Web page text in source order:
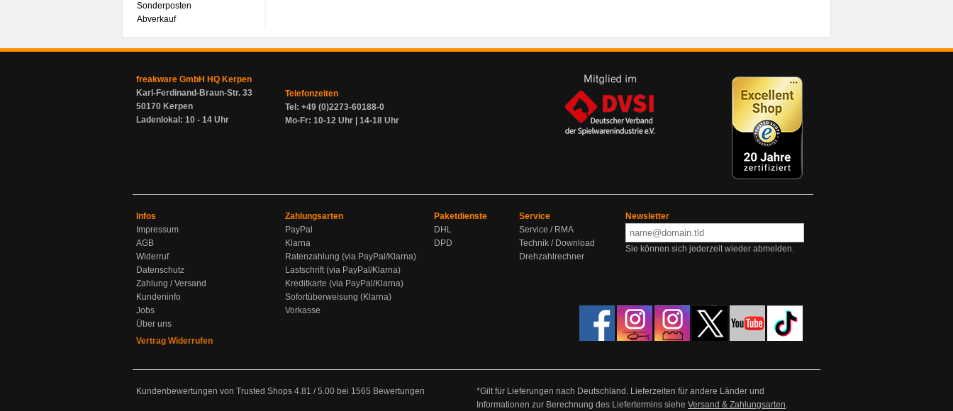
Sonderposten
Abverkauf
freakware GmbH HQ Kerpen
Karl-Ferdinand-Braun-Str. 33
50170 Kerpen
Ladenlokal: 10 - 14 Uhr
Telefonzeiten
Tel: +49 (0)2273-60188-0
Mo-Fr: 10-12 Uhr | 14-18 Uhr
Infos
Impressum
AGB
Widerruf
Datenschutz
Zahlung / Versand
Kundeninfo
Jobs
Über uns
Vertrag Widerrufen
Zahlungsarten
PayPal
Klarna
Ratenzahlung (via PayPal/Klarna)
Lastschrift (via PayPal/Klarna)
Kreditkarte (via PayPal/Klarna)
Sofortüberweisung (Klarna)
Vorkasse
Paketdienste
DHL
DPD
Service
Service / RMA
Technik / Download
Drehzahlrechner
Newsletter
Sie können sich jederzeit wieder abmelden.
Kundenbewertungen von Trusted Shops 4.81 /5.00 bei 1565 Bewertungen
*Gilt für Lieferungen nach Deutschland. Lieferzeiten für andere Länder und
Informationen zur Berechnung des Liefertermins siehe Versand & Zahlungsarten.